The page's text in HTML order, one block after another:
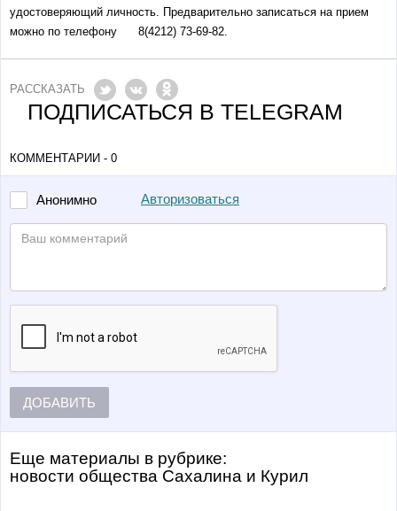
удостоверяющий личность. Предварительно записаться на прием
можно по телефону 8(4212) 73-69-82.
РАССКАЗАТЬ
ПОДПИСАТЬСЯ В TELEGRAM
КОММЕНТАРИИ - 0
Анонимно Авторизоваться
ДОБАВИТЬ
Еще материалы в рубрике:
Новости общества Сахалина и Курил